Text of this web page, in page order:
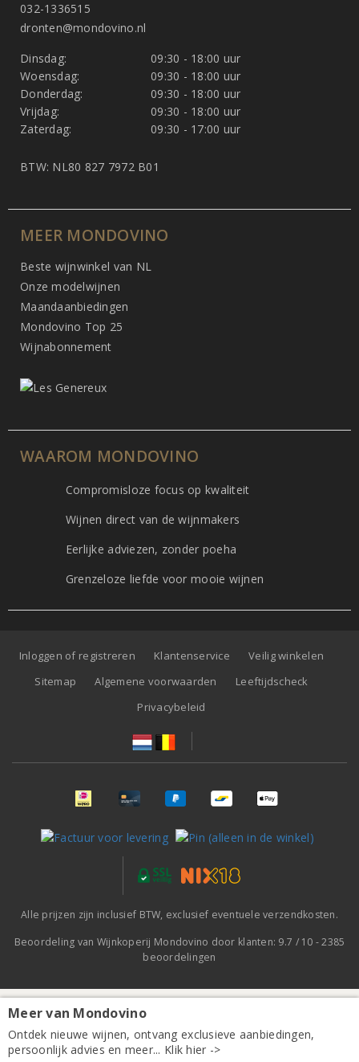
032-1336515
dronten@mondovino.nl
Dinsdag:
09:30 - 18:00 uur
Woensdag:
09:30 - 18:00 uur
Donderdag:
09:30 - 18:00 uur
Vrijdag:
09:30 - 18:00 uur
Zaterdag:
09:30 - 17:00 uur
BTW: NL80 827 7972 B01
MEER MONDOVINO
Beste wijnwinkel van NL
Onze modelwijnen
Maandaanbiedingen
Mondovino Top 25
Wijnabonnement
WAAROM MONDOVINO
Compromisloze focus op kwaliteit
Wijnen direct van de wijnmakers
Eerlijke adviezen, zonder poeha
Grenzeloze liefde voor mooie wijnen
Inloggen of registreren Klantenservice
Veilig winkelen
Sitemap
Algemene voorwaarden
Leeftijdscheck
Privacybeleid
Alle prijzen zijn inclusief BTW, exclusief eventuele verzendkosten.
Beoordeling van Wijnkoperij Mondovino door klanten: 9.7 / 10 -2385
beoordelingen
Meer van Mondovino
Ontdek nieuwe wijnen, ontvang exclusieve aanbiedingen,
persoonlijk advies en meer... Klik hier ->